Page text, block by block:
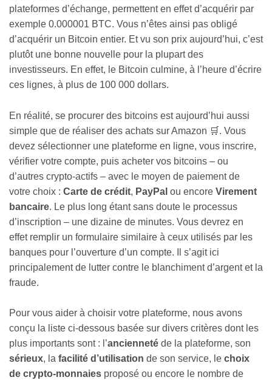
plateformes d’échange, permettent en effet d’acquérir par
exemple 0.000001 BTC. Vous n’êtes ainsi pas obligé
d’acquérir un Bitcoin entier. Et vu son prix aujourd’hui, c’est
plutôt une bonne nouvelle pour la plupart des
investisseurs. En effet, le Bitcoin culmine, à l’heure d’écrire
ces lignes, à plus de 100 000 dollars.
En réalité, se procurer des bitcoins est aujourd’hui aussi
simple que de réaliser des achats sur Amazon 🛒. Vous
devez sélectionner une plateforme en ligne, vous inscrire,
vérifier votre compte, puis acheter vos bitcoins – ou
d’autres crypto-actifs – avec le moyen de paiement de
votre choix : Carte de crédit, PayPal ou encore Virement
bancaire. Le plus long étant sans doute le processus
d’inscription – une dizaine de minutes. Vous devrez en
effet remplir un formulaire similaire à ceux utilisés par les
banques pour l’ouverture d’un compte. Il s’agit ici
principalement de lutter contre le blanchiment d’argent et la
fraude.
Pour vous aider à choisir votre plateforme, nous avons
conçu la liste ci-dessous basée sur divers critères dont les
plus importants sont : l’ancienneté de la plateforme, son
sérieux, la facilité d’utilisation de son service, le choix
de crypto-monnaies proposé ou encore le nombre de